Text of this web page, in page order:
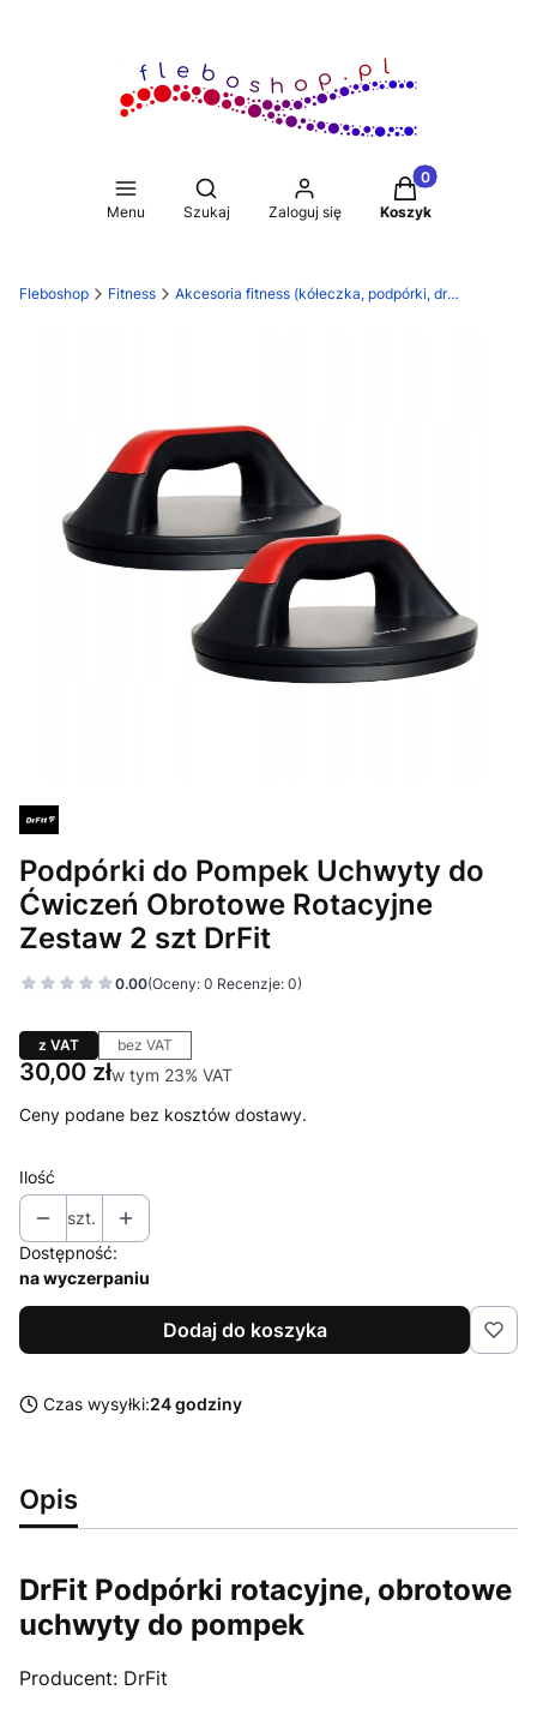
Menu
Otwórz wyszukiwarkę
Szukaj Zaloguj się
Produkty w
Koszyk
Fleboshop Fitness Akcesoria fitness (kółeczka, podpórki, drążki)
Podpórki do Pompek Uchwyty do
Ćwiczeń Obrotowe Rotacyjne
Zestaw 2 szt DrFit
0.00(Oceny: 0 Recenzje: 0)
z VAT bez VAT
Cena
30,00 złw tym 23% VAT
w tym 23% VAT
Ceny podane bez kosztów dostawy.
Ilość
szt.
Dostępność:
na wyczerpaniu
Dodaj do koszyka
Czas wysyłki:24 godziny
Opis
DrFit Podpórki rotacyjne, obrotowe
uchwyty do pompek
Producent: DrFit